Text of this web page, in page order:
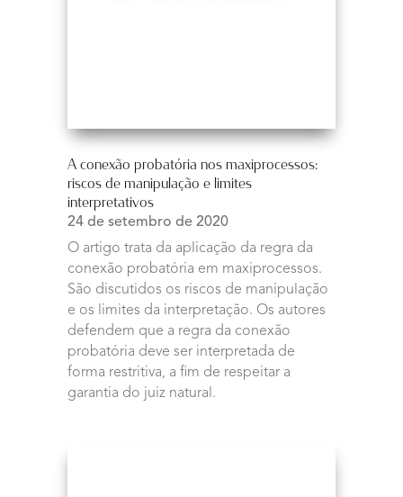
A conexão probatória nos maxiprocessos:
riscos de manipulação e limites
interpretativos
24 de setembro de 2020
O artigo trata da aplicação da regra da
conexão probatória em maxiprocessos.
São discutidos os riscos de manipulação
e os limites da interpretação. Os autores
defendem que a regra da conexão
probatória deve ser interpretada de
forma restritiva, a fim de respeitar a
garantia do juiz natural.